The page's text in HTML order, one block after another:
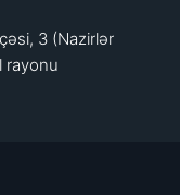
3 (Nazirlər
rayonu